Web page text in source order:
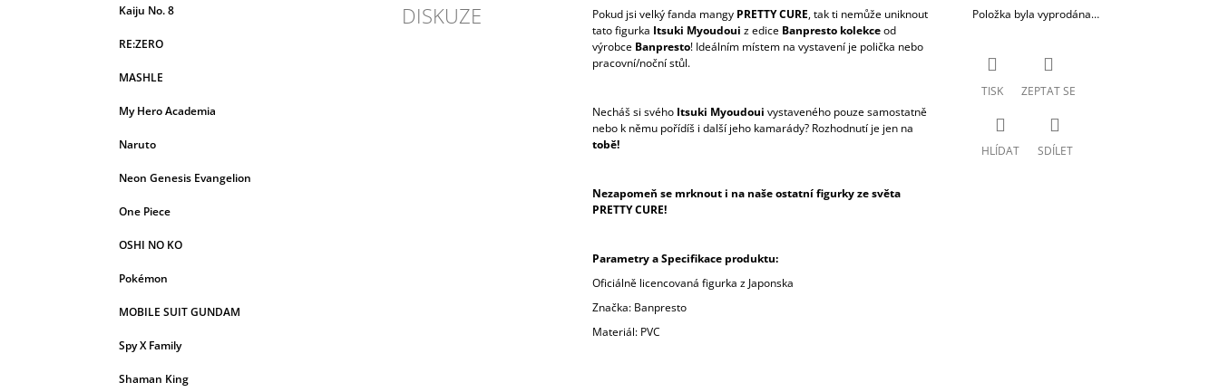
Kaiju No. 8
RE:ZERO
MASHLE
My Hero Academia
Naruto
Neon Genesis Evangelion
One Piece
OSHI NO KO
Pokémon
MOBILE SUIT GUNDAM
Spy X Family
Shaman King
DISKUZE
Pokud jsi velký fanda mangy PRETTY CURE, tak ti nemůže uniknout
tato figurka Itsuki Myoudoui z edice Banpresto kolekceod
výrobce Banpresto! Ideálním místem na vystavení je polička nebo
pracovní/noční stůl.
Necháš si svého Itsuki Myoudoui vystaveného pouze samostatně
nebo k němu pořídíš i další jeho kamarády? Rozhodnutí je jen na
tobě!
Nezapomeň se mrknout i na naše ostatní figurky ze světa
PRETTY CURE!
Parametry a Specifikace produktu:
Oficiálně licencovaná figurka z Japonska
Značka: Banpresto
Materiál: PVC
Položka byla vyprodána…
TISK ZEPTAT SE
HLÍDAT SDÍLET